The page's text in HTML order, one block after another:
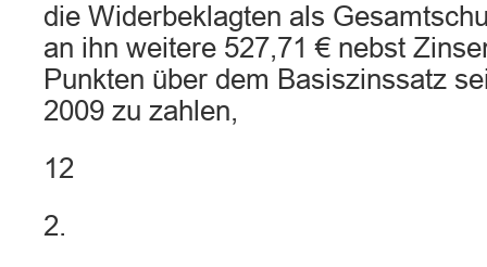
die Widerbeklagten als
an ihn weitere 527,71 € nebst
Punkten über dem Basiszinssatz
2009 zu zahlen,
12
2.